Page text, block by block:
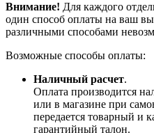
Внимание! Для каждого
один способ оплаты на ваш
различными способами
Возможные способы оплаты:
Наличный расчет.
Оплата производится
или в магазине при
передается товарный и
гарантийный талон.